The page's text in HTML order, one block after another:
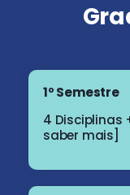
1º Semestre
4 Disciplinas
saber mais]